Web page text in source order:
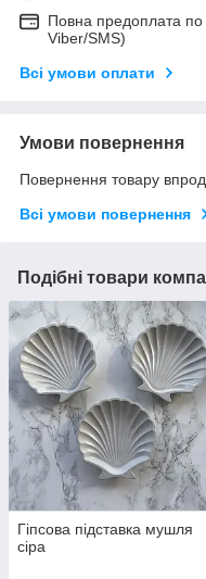
Повна предоплата по
Viber/SMS)
Всі умови оплати
Умови повернення
Повернення товару
Всі умови повернення
Подібні товари
Гіпсова підставка мушля
сіра